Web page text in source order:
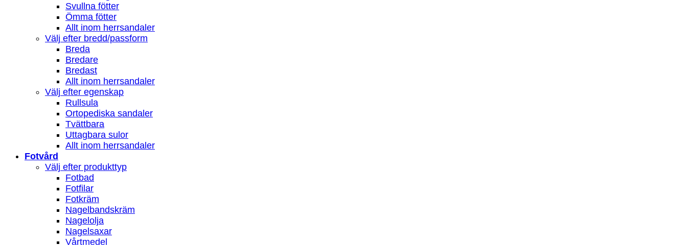
Svullna fötter
Ömma fötter
Allt inom herrsandaler
Välj efter bredd/passform
Breda
Bredare
Bredast
Allt inom herrsandaler
Välj efter egenskap
Rullsula
Ortopediska sandaler
Tvättbara
Uttagbara sulor
Allt inom herrsandaler
Fotvård
Välj efter produkttyp
Fotbad
Fotfilar
Fotkräm
Nagelbandskräm
Nagelolja
Nagelsaxar
Vårtmedel